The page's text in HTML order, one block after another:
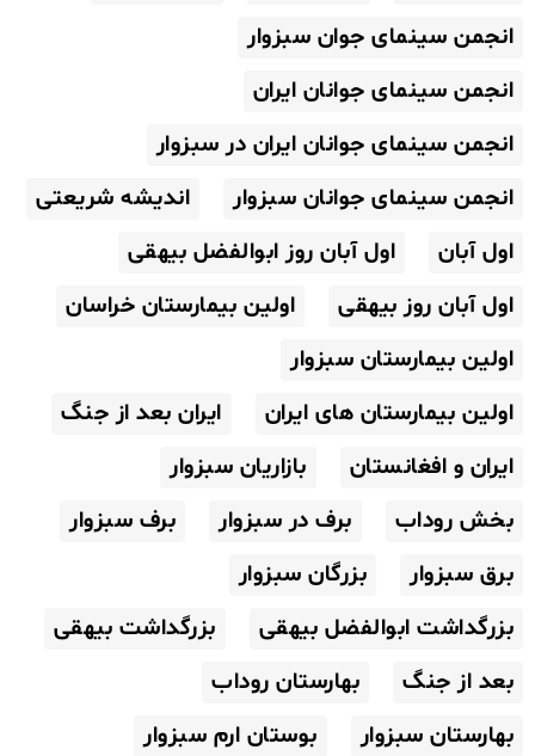
انجمن سینمای جوان سبزوار
انجمن سینمای جوانان ایران
انجمن سینمای جوانان ایران در سبزوار
انجمن سینمای جوانان سبزوار
اندیشه شریعتی
اول آبان
اول آبان روز ابوالفضل بیهقی
اول آبان روز بیهقی
اولین بیمارستان خراسان
اولین بیمارستان سبزوار
اولین بیمارستان های ایران
ایران بعد از جنگ
ایران و افغانستان
بازاریان سبزوار
بخش روداب
برف در سبزوار
برف سبزوار
برق سبزوار
بزرگان سبزوار
بزرگداشت ابوالفضل بیهقی
بزرگداشت بیهقی
بعد از جنگ
بهارستان روداب
بهارستان سبزوار
بوستان ارم سبزوار